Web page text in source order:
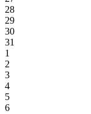
28
29
30
31
1
2
3
4
5
6